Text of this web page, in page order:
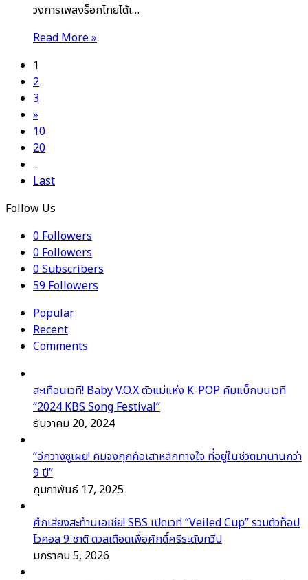
วงการเพลงร็อกไทยได้เ…
Read More »
1
2
3
»
10
20
...
Last
Follow Us
0Followers
0Followers
0Subscribers
59Followers
Popular
Recent
Comments
สะเทือนเวที! Baby V.O.X ตัวแม่แห่ง K-POP คัมแบ็กบนเวที
“2024 KBS Song Festival”
ธันวาคม 20, 2024
“อีกวางซูเผย! คิมจงกุกคือเสาหลักทางใจ ที่อยู่ในชีวิตมานานกว่า
9 ปี”
กุมภาพันธ์ 17, 2025
ศึกเสียงสะท้านเอเชีย! SBS เปิดเวที “Veiled Cup” รวมตัวท็อป
โวคอล 9 ชาติ ดวลเดือดเพื่อศักดิ์ศรีระดับทวีป
มกราคม 5, 2026